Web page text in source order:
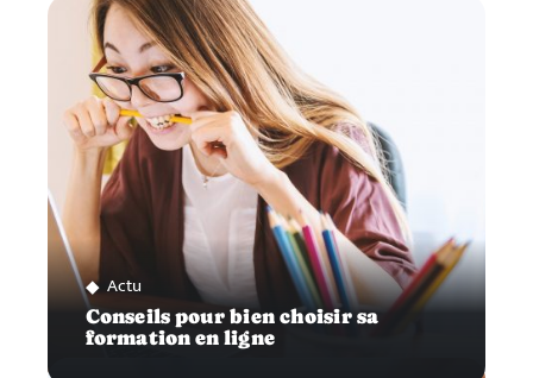
Actu
Conseils pour bien choisir sa
formation en ligne